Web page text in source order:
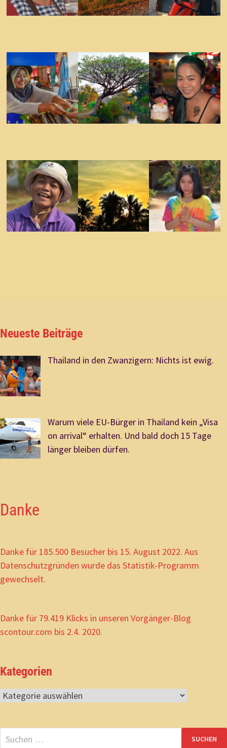
Neueste Beiträge
Thailand in den Zwanzigern: Nichts ist ewig.
Warum viele EU-Bürger in Thailand kein „Visa
on arrival“ erhalten. Und bald doch 15 Tage
länger bleiben dürfen.
Danke
Danke für 185.500 Besucher bis 15. August 2022. Aus
Datenschutzgründen wurde das Statistik-Programm
gewechselt.
Danke für 79.419 Klicks in unseren Vorgänger-Blog
scontour.com bis 2.4. 2020.
Kategorien
Kategorien
Suchen